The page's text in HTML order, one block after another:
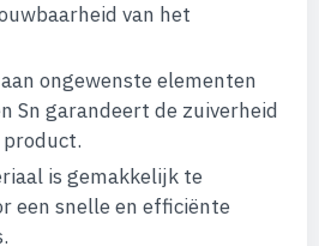
van het
ongewenste elementen
Sn garandeert de zuiverheid
is gemakkelijk te
een snelle en efficiënte